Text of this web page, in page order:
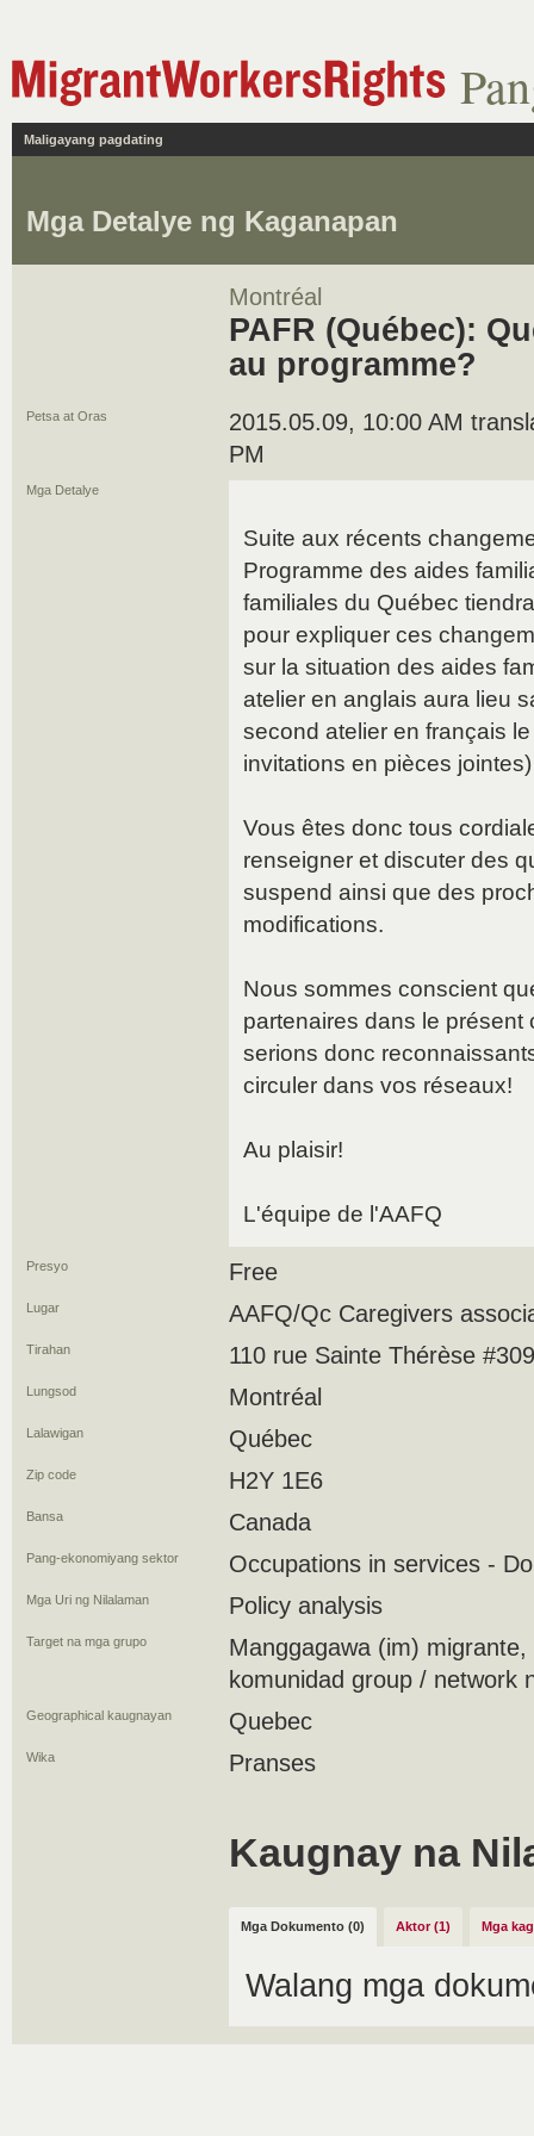
Maligayang pagdating
Mga Detalye ng Kaganapan
Montréal
PAFR (Québec):
au programme?
Petsa at Oras
2015.05.09, 10:00 AM
PM
Mga Detalye
Suite aux récents
Programme des aides
familiales du Québec
pour expliquer ces
sur la situation des aides
atelier en anglais aura lieu
second atelier en français
invitations en pièces jointes)
Vous êtes donc tous
renseigner et discuter des
suspend ainsi que des
modifications.
Nous sommes conscient
partenaires dans le présent
serions donc
circuler dans vos réseaux!
Au plaisir!
L'équipe de l'AAFQ
Presyo Free
Lugar AAFQ/Qc Caregivers
Tirahan 110 rue Sainte Thérèse #309
Lungsod Montréal
Lalawigan Québec
Zip code H2Y 1E6
Bansa Canada
Pang-ekonomiyang sektor Occupations in services -
Mga Uri ng Nilalaman Policy analysis
Target na mga grupo
Manggagawa (im)
komunidad group / network
Geographical kaugnayan Quebec
Wika Pranses
Kaugnay na
Mga Dokumento (0) Aktor (1) Mga
Walang mga